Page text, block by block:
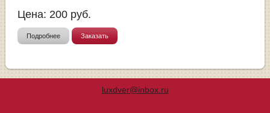
Цена: 200 руб.
Подробнее Заказать
luxdver@inbox.ru